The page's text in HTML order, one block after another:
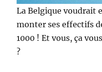
La Belgique voudrait
monter ses effectifs
1000 ! Et vous, ça
?